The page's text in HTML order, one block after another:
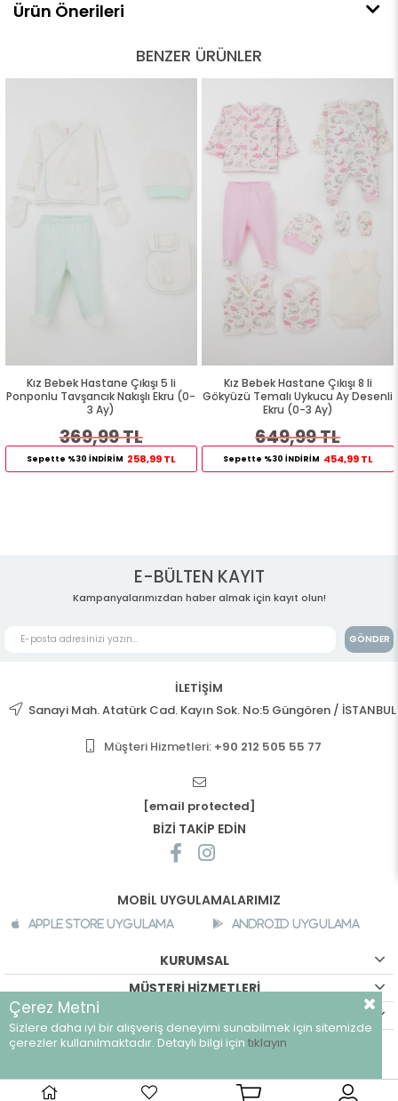
Ürün Önerileri
BENZER ÜRÜNLER
Kız Bebek Hastane Çıkışı 5 li
Ponponlu Tavşancık Nakışlı Ekru (0-
3 Ay)
369,99 TL
Sepette %30 İNDİRİM 258,99 TL
Kız Bebek Hastane Çıkışı 8 li
Gökyüzü Temalı Uykucu Ay Desenli
Ekru (0-3 Ay)
649,99 TL
Sepette %30 İNDİRİM 454,99 TL
E-BÜLTEN KAYIT
Kampanyalarımızdan haber almak için kayıt olun!
GÖNDER
İLETİŞİM
Sanayi Mah. Atatürk Cad. Kayın Sok. No:5 Güngören / İSTANBUL
Müşteri Hizmetleri: +90 212 505 55 77
[email protected]
BİZİ TAKİP EDİN
MOBİL UYGULAMALARIMIZ
Apple Store Uygulama Android Uygulama
KURUMSAL
MÜŞTERİ HİZMETLERİ
©breeze.com.tr - Tüm hakları saklıdır.
Çerez Metni
Sizlere daha iyi bir alışveriş deneyimi sunabilmek için sitemizde
çerezler kullanılmaktadır. Detaylı bilgi için tıklayın